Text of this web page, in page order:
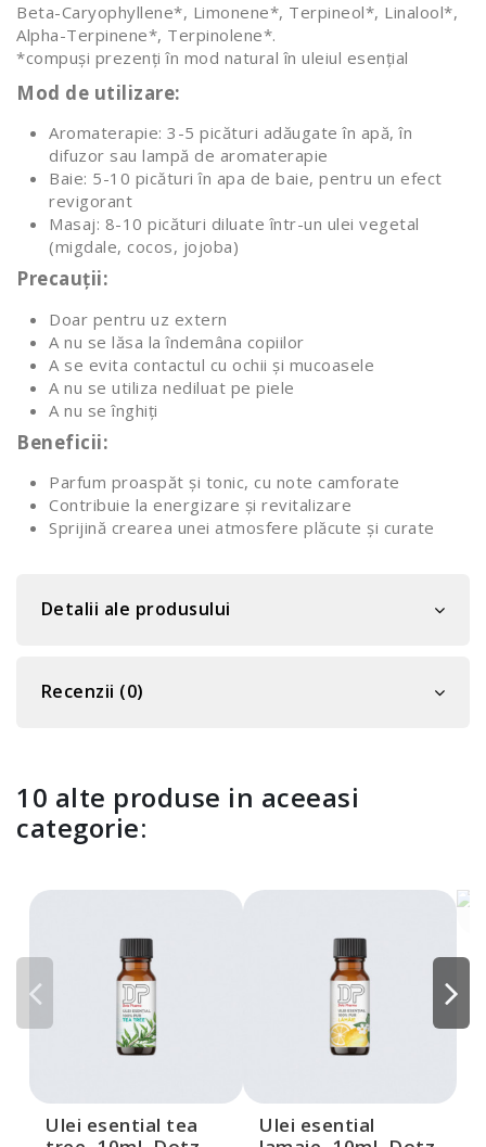
Beta-Caryophyllene*, Limonene*, Terpineol*, Linalool*,
Alpha-Terpinene*, Terpinolene*.
*compuși prezenți în mod natural în uleiul esențial
Mod de utilizare:
Aromaterapie: 3-5 picături adăugate în apă, în
difuzor sau lampă de aromaterapie
Baie: 5-10 picături în apa de baie, pentru un efect
revigorant
Masaj: 8-10 picături diluate într-un ulei vegetal
(migdale, cocos, jojoba)
Precauții:
Doar pentru uz extern
A nu se lăsa la îndemâna copiilor
A se evita contactul cu ochii și mucoasele
A nu se utiliza nediluat pe piele
A nu se înghiți
Beneficii:
Parfum proaspăt și tonic, cu note camforate
Contribuie la energizare și revitalizare
Sprijină crearea unei atmosfere plăcute și curate
Detalii ale produsului
Recenzii (0)
10 alte produse in aceeasi
categorie:
Ulei esential tea
Ulei esential